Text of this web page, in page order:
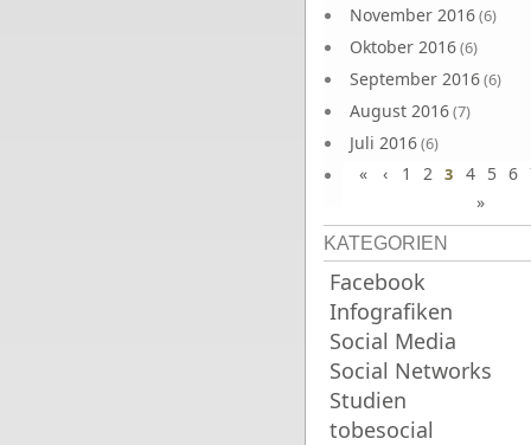
November 2016(6)
Oktober 2016(6)
September 2016(6)
August 2016(7)
Juli 2016(6)
Juni 2016(7)
« ‹ 1 2 3 4 5 6
»
KATEGORIEN
Facebook
Infografiken
Social Media
Social Networks
Studien
tobesocial